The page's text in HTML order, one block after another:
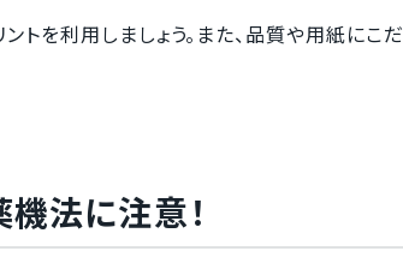
トを利用しましょう。また、品質や用紙にこだ
法に注意！